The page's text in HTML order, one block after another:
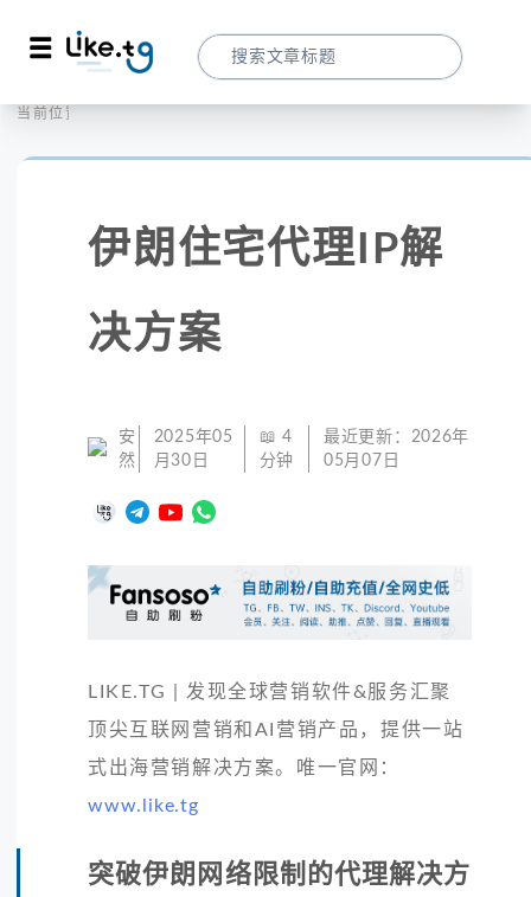
当前位置：
伊朗住宅代理IP解
决方案
安
然
2025年05
月30日
📖 4
分钟
最近更新： 2026年
05月07日
LIKE.TG | 发现全球营销软件&服务汇聚
顶尖互联网营销和AI营销产品，提供一站
式出海营销解决方案。唯一官网：
www.like.tg
突破伊朗网络限制的代理解决方